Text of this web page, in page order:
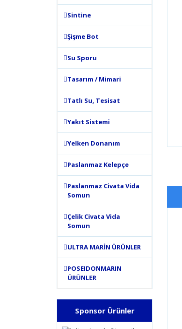
Sintine
Şişme Bot
Su Sporu
Tasarım / Mimari
Tatlı Su, Tesisat
Yakıt Sistemi
Yelken Donanım
Paslanmaz Kelepçe
Paslanmaz Civata Vida
Somun
Çelik Civata Vida
Somun
ULTRA MARİN ÜRÜNLER
POSEIDONMARIN
ÜRÜNLER
Sponsor Ürünler